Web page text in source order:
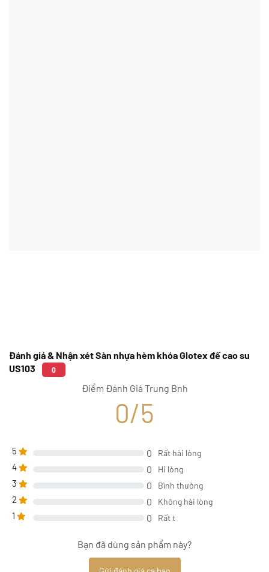
Đánh giá & Nhận xét Sàn nhựa hèm khóa Glotex đế cao su
US103
0
Điểm Đánh Giá Trung Bnh
0/5
5 0 Rất hài lòng
4 0 Hi lòng
3 0 Bình thường
2 0 Không hài lòng
1 0 Rất t
Bạn đã dùng sản phẩm này?